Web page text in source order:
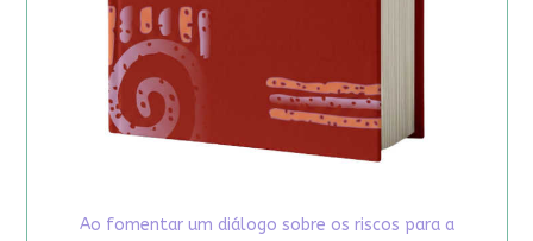
Ao fomentar um diálogo sobre os riscos para a